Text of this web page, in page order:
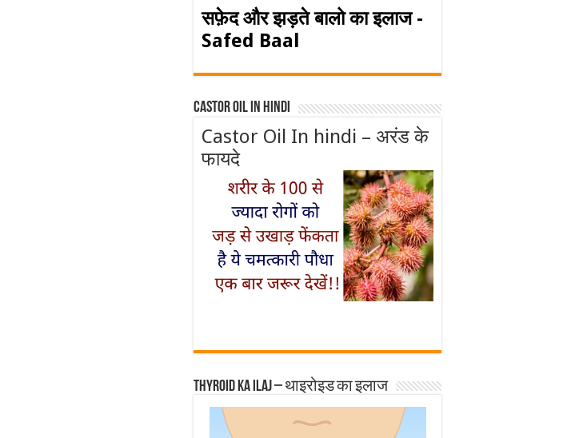
सफ़ेद और झड़ते बालो का इलाज -
Safed Baal
Castor Oil In Hindi
Castor Oil In hindi – अरंड के
फायदे
Thyroid ka ilaj – थाइरोइड का इलाज